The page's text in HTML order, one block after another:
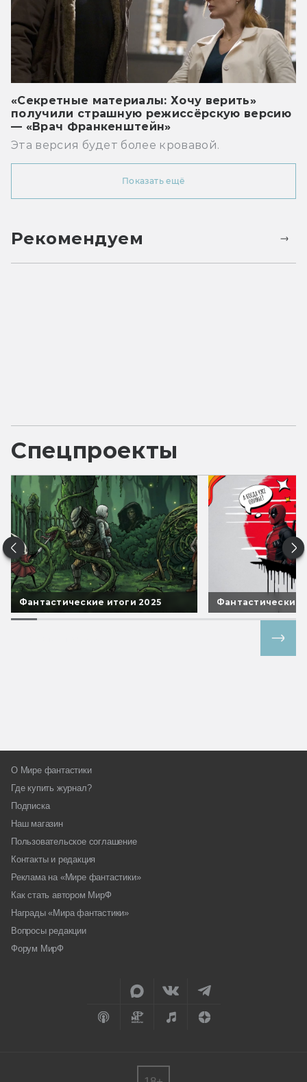
«Секретные материалы: Хочу верить»
получили страшную режиссёрскую версию
— «Врач Франкенштейн»
Эта версия будет более кровавой.
Показать ещё
Рекомендуем
Спецпроекты
Фантастические итоги 2025 Фантастические
О Мире фантастики
Где купить журнал?
Подписка
Наш магазин
Пользовательское соглашение
Контакты и редакция
Реклама на «Мире фантастики»
Как стать автором МирФ
Награды «Мира фантастики»
Вопросы редакции
Форум МирФ